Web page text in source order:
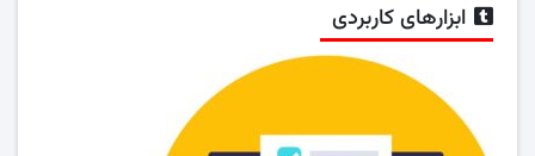
ابزارهای کاربردی